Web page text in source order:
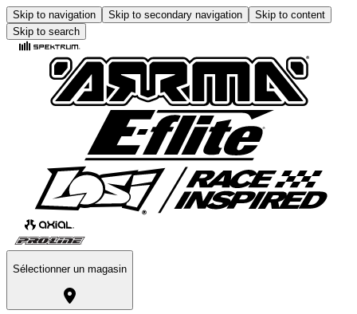
Skip to navigation Skip to secondary navigation
Skip to content
Skip to search
Sélectionner un magasin